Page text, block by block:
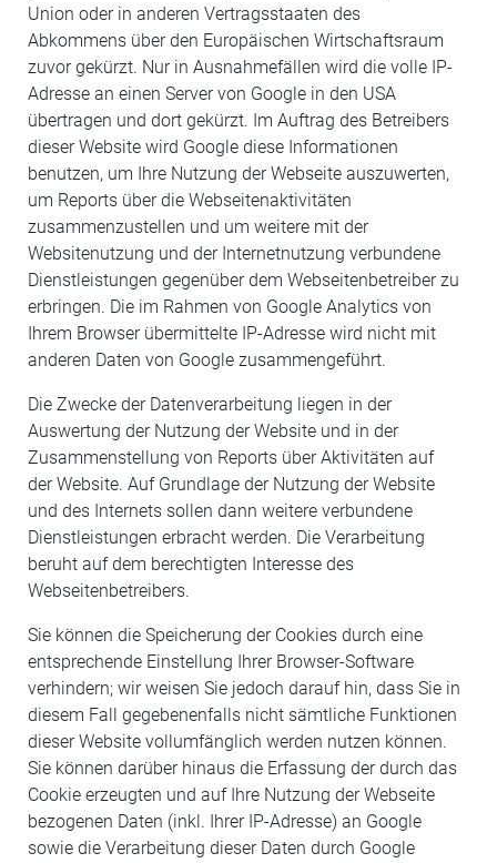
Union oder in anderen Vertragsstaaten des
Abkommens über den Europäischen Wirtschaftsraum
zuvor gekürzt. Nur in Ausnahmefällen wird die volle IP-
Adresse an einen Server von Google in den USA
übertragen und dort gekürzt. Im Auftrag des Betreibers
dieser Website wird Google diese Informationen
benutzen, um Ihre Nutzung der Webseite auszuwerten,
um Reports über die Webseitenaktivitäten
zusammenzustellen und um weitere mit der
Websitenutzung und der Internetnutzung verbundene
Dienstleistungen gegenüber dem Webseitenbetreiber zu
erbringen. Die im Rahmen von Google Analytics von
Ihrem Browser übermittelte IP-Adresse wird nicht mit
anderen Daten von Google zusammengeführt.
Die Zwecke der Datenverarbeitung liegen in der
Auswertung der Nutzung der Website und in der
Zusammenstellung von Reports über Aktivitäten auf
der Website. Auf Grundlage der Nutzung der Website
und des Internets sollen dann weitere verbundene
Dienstleistungen erbracht werden. Die Verarbeitung
beruht auf dem berechtigten Interesse des
Webseitenbetreibers.
Sie können die Speicherung der Cookies durch eine
entsprechende Einstellung Ihrer Browser-Software
verhindern; wir weisen Sie jedoch darauf hin, dass Sie in
diesem Fall gegebenenfalls nicht sämtliche Funktionen
dieser Website vollumfänglich werden nutzen können.
Sie können darüber hinaus die Erfassung der durch das
Cookie erzeugten und auf Ihre Nutzung der Webseite
bezogenen Daten (inkl. Ihrer IP-Adresse) an Google
sowie die Verarbeitung dieser Daten durch Google